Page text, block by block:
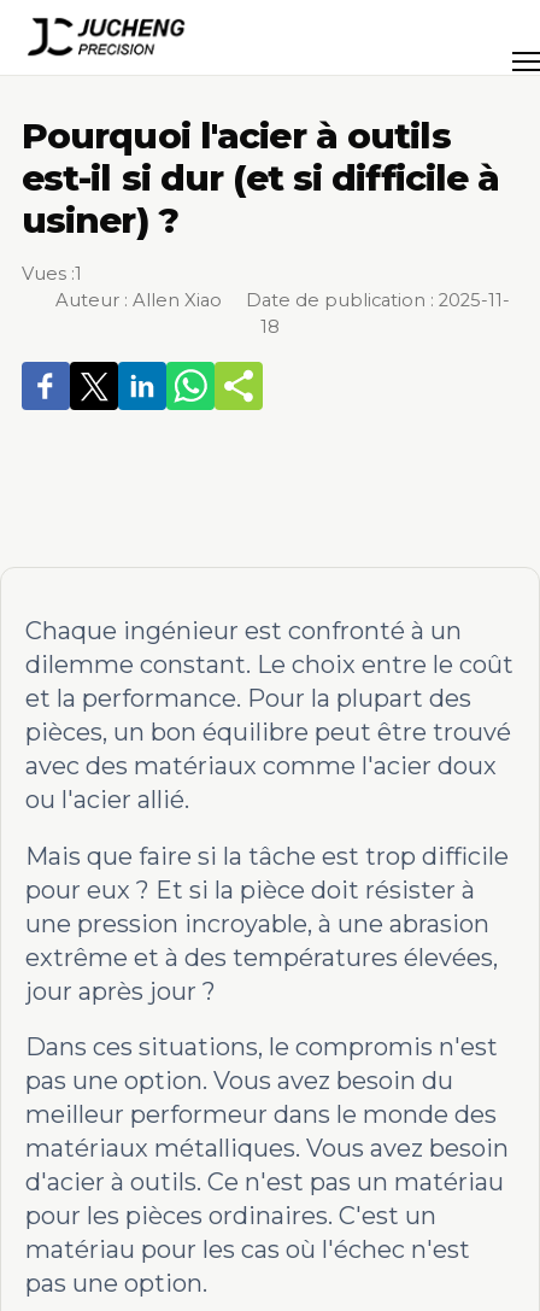
Passer
contenu
Pourquoi l'acier à outils
est-il si dur (et si difficile à
usiner) ?
Vues :1
Auteur : Allen Xiao Date de publication : 2025-11-
18
Chaque ingénieur est confronté à un
dilemme constant. Le choix entre le coût
et la performance. Pour la plupart des
pièces, un bon équilibre peut être trouvé
avec des matériaux comme l'acier doux
ou l'acier allié.
Mais que faire si la tâche est trop difficile
pour eux ? Et si la pièce doit résister à
une pression incroyable, à une abrasion
extrême et à des températures élevées,
jour après jour ?
Dans ces situations, le compromis n'est
pas une option. Vous avez besoin du
meilleur performeur dans le monde des
matériaux métalliques. Vous avez besoin
d'acier à outils. Ce n'est pas un matériau
pour les pièces ordinaires. C'est un
matériau pour les cas où l'échec n'est
pas une option.